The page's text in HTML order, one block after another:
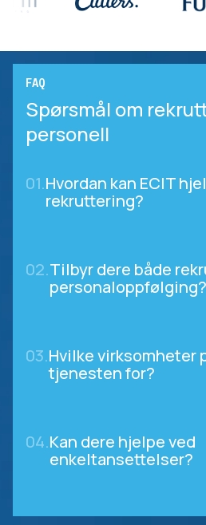
FAQ
Spørsmål om
personell
01.Hvordan kan ECIT
rekruttering?
02.Tilbyr dere både
personaloppfølging?
03.Hvilke virksomheter
tjenesten for?
04.Kan dere hjelpe ved
enkeltansettelser?